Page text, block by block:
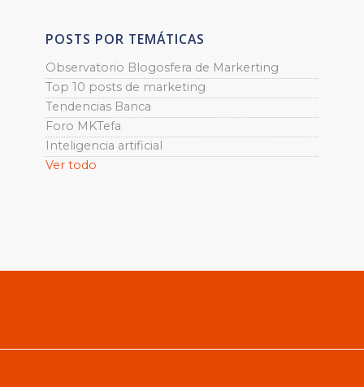
POSTS POR TEMÁTICAS
Observatorio Blogosfera de Markerting
Top 10 posts de marketing
Tendencias Banca
Foro MKTefa
Inteligencia artificial
Ver todo